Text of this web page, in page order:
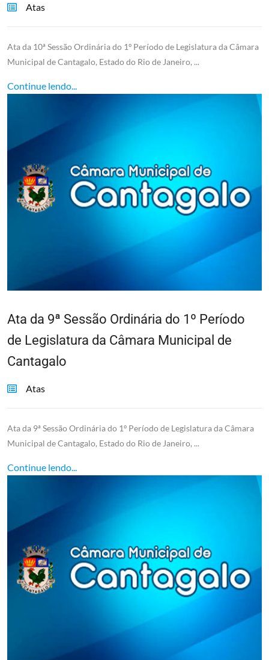
Atas
Ata da 10ª Sessão Ordinária do 1º Período de Legislatura da Câmara
Municipal de Cantagalo, Estado do Rio de Janeiro, ...
Continue lendo...
Ata da 9ª Sessão Ordinária do 1º Período
de Legislatura da Câmara Municipal de
Cantagalo
Atas
Ata da 9ª Sessão Ordinária do 1º Período de Legislatura da Câmara
Municipal de Cantagalo, Estado do Rio de Janeiro, ...
Continue lendo...